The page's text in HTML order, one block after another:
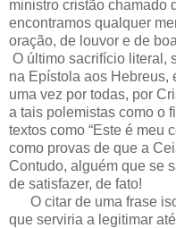
ministro cristão chamado
encontramos qualquer
oração, de louvor e de
O último sacrifício literal,
na Epístola aos Hebreus,
uma vez por todas, por
a tais polemistas como o
textos como “Este é meu
como provas de que a
Contudo, alguém que se
de satisfazer, de fato!
O citar de uma frase
que serviria a legitimar